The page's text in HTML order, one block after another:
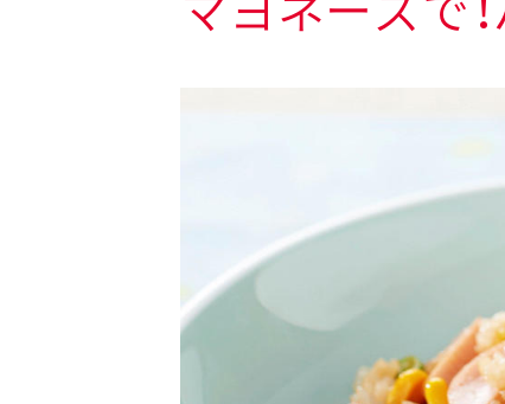
マヨネーズなど
料理の素・調理ソース
ベビーフード・幼児食
おたのしみコ
マヨネーズで